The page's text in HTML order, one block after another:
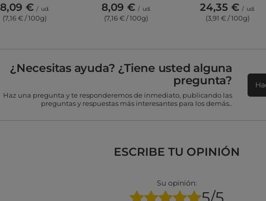
8,09 € / ud.
(7,16 € / 100g)
8,09 € / ud.
(7,16 € / 100g)
24,35 € / ud.
(3,91 € / 100g)
¿Necesitas ayuda? ¿Tiene usted alguna
pregunta?
Haz una pregunta y te responderemos de inmediato, publicando las
preguntas y respuestas más interesantes para los demás..
ESCRIBE TU OPINIÓN
Su opinión: